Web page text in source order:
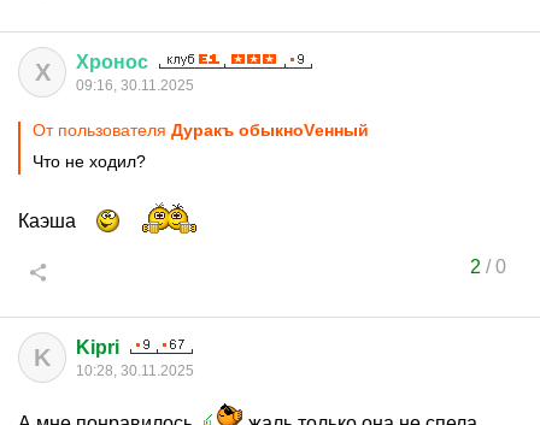
Х Хронос
09:16, 30.11.2025
От пользователя Дуракъ обыкноVенный
Что не ходил?
Каэша
2 /0
K Kipri
10:28, 30.11.2025